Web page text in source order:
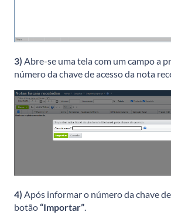
3) Abre-se uma tela com um campo a
número da chave de acesso da nota
4) Após informar o número da chave
botão“Importar”